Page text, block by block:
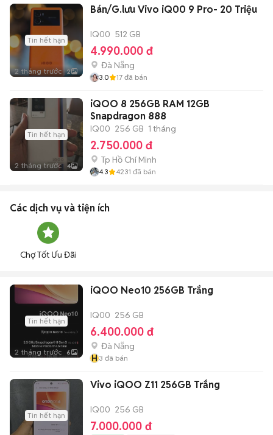
Tin hết hạn
2 tháng trước 2
Bán/G.lưu Vivo iQ00 9 Pro- 20 Triệu
IQ00 512 GB
4.990.000 đ
Đà Nẵng
3.0 17 đã bán
Tin hết hạn
2 tháng trước 4
iQOO 8 256GB RAM 12GB
Snapdragon 888
IQ00 256 GB 1 tháng
2.750.000 đ
Tp Hồ Chí Minh
4.3 4231 đã bán
Các dịch vụ và tiện ích
Chợ Tốt Ưu Đãi
Tin hết hạn
2 tháng trước 6
iQOO Neo10 256GB Trắng
IQ00 256 GB
6.400.000 đ
Đà Nẵng
H3 đã bán
Tin hết hạn
Vivo iQOO Z11 256GB Trắng
IQ00 256 GB
7.000.000 đ